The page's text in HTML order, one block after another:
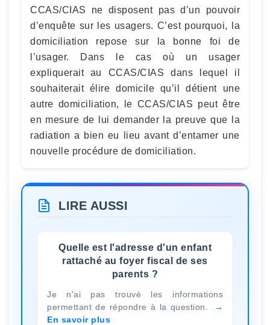
CCAS/CIAS ne disposent pas d’un pouvoir
d’enquête sur les usagers. C’est pourquoi, la
domiciliation repose sur la bonne foi de
l’usager. Dans le cas où un usager
expliquerait au CCAS/CIAS dans lequel il
souhaiterait élire domicile qu’il détient une
autre domiciliation, le CCAS/CIAS peut être
en mesure de lui demander la preuve que la
radiation a bien eu lieu avant d’entamer une
nouvelle procédure de domiciliation.
LIRE AUSSI
Quelle est l'adresse d'un enfant
rattaché au foyer fiscal de ses
parents ?
Je n'ai pas trouvé les informations
permettant de répondre à la question.
En savoir plus